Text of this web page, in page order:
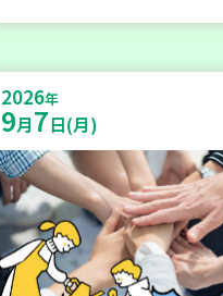
2026年
9月7日(月)